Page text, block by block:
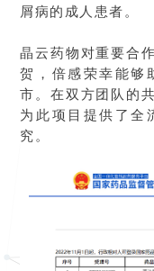
屑病的成人患者。
晶云药物对重要合
贺，倍感荣幸能够
市。在双方团队的
为此项目提供了全
究。